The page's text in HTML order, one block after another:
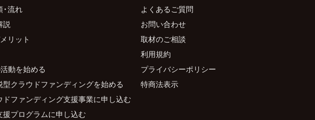
流れ
説
リット
動を始める
クラウドファンディングを始める
ドファンディング支援事業に申し込む
援プログラムに申し込む
よくあるご質問
お問い合わせ
取材のご相談
利用規約
プライバシーポリシー
特商法表示